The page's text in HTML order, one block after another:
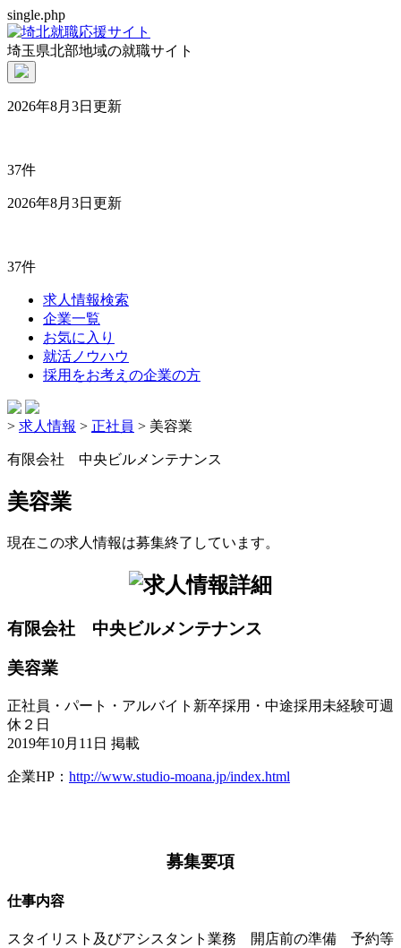
single.php
埼玉県北部地域の就職サイト
2026年8月3日更新
37件
2026年8月3日更新
37件
求人情報検索
企業一覧
お気に入り
就活ノウハウ
採用をお考えの企業の方
> 求人情報 > 正社員 > 美容業
有限会社 中央ビルメンテナンス
美容業
現在この求人情報は募集終了しています。
有限会社 中央ビルメンテナンス
美容業
正社員・パート・アルバイト 新卒採用・中途採用 未経験可週
休２日
2019年10月11日 掲載
企業HP： http://www.studio-moana.jp/index.html
募集要項
仕事内容
スタイリスト及びアシスタント業務 開店前の準備 予約等